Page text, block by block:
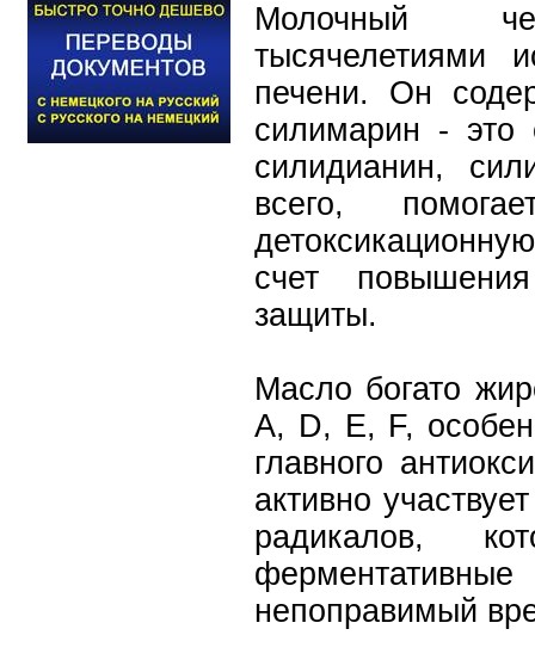
Молочный
тысячелетиями
печени. Он
силимарин - это
силидианин,
всего,
счет
защиты.
Масло богато
A, D, E, F,
главного
активно
радикалов,
непоправимый